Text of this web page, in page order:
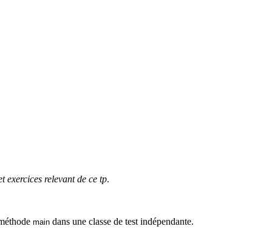
exercices relevant de ce tp.
main dans une classe de test indépendante.